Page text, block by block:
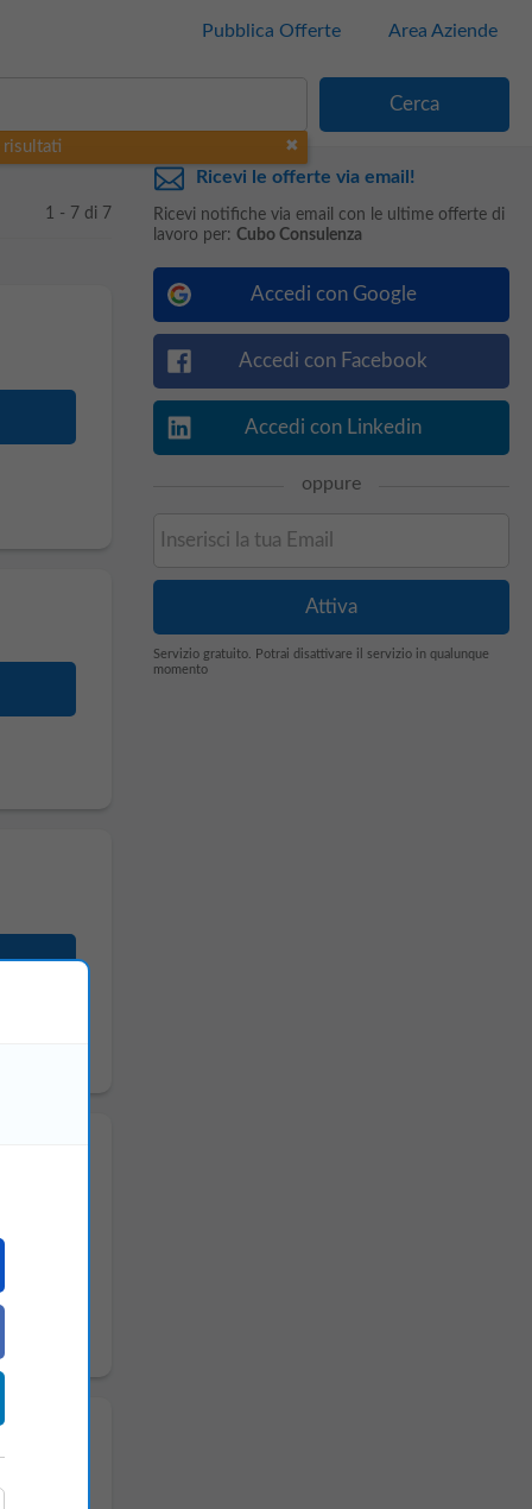
Pubblica Offerte Area Aziende
risultati
1 - 7 di 7
Ricevi le offerte via email!
Ricevi notifiche via email con le ultime offerte di
lavoro per: Cubo Consulenza
Accedi con Google
Accedi con Facebook
Accedi con Linkedin
oppure
Servizio gratuito. Potrai disattivare il servizio in qualunque
momento